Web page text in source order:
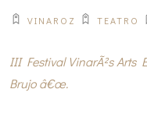
VINAROZ TEATRO
III Festival VinarÃ²s Arts
Brujo â€œ.